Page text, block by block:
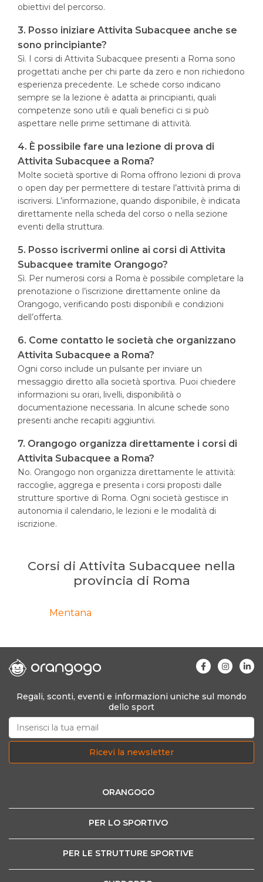
obiettivi del percorso.
3. Posso iniziare Attivita Subacquee anche se
sono principiante?
Sì. I corsi di Attivita Subacquee presenti a Roma sono
progettati anche per chi parte da zero e non richiedono
esperienza precedente. Le schede corso indicano
sempre se la lezione è adatta ai principianti, quali
competenze sono utili e quali benefici ci si può
aspettare nelle prime settimane di attività.
4. È possibile fare una lezione di prova di
Attivita Subacquee a Roma?
Molte società sportive di Roma offrono lezioni di prova
o open day per permettere di testare l’attività prima di
iscriversi. L’informazione, quando disponibile, è indicata
direttamente nella scheda del corso o nella sezione
eventi della struttura.
5. Posso iscrivermi online ai corsi di Attivita
Subacquee tramite Orangogo?
Sì. Per numerosi corsi a Roma è possibile completare la
prenotazione o l’iscrizione direttamente online da
Orangogo, verificando posti disponibili e condizioni
dell’offerta.
6. Come contatto le società che organizzano
Attivita Subacquee a Roma?
Ogni corso include un pulsante per inviare un
messaggio diretto alla società sportiva. Puoi chiedere
informazioni su orari, livelli, disponibilità o
documentazione necessaria. In alcune schede sono
presenti anche recapiti aggiuntivi.
7. Orangogo organizza direttamente i corsi di
Attivita Subacquee a Roma?
No. Orangogo non organizza direttamente le attività:
raccoglie, aggrega e presenta i corsi proposti dalle
strutture sportive di Roma. Ogni società gestisce in
autonomia il calendario, le lezioni e le modalità di
iscrizione.
Corsi di Attivita Subacquee nella
provincia di Roma
Mentana
Regali, sconti, eventi e informazioni uniche sul mondo
dello sport
Ricevi la newsletter
ORANGOGO
PER LO SPORTIVO
PER LE STRUTTURE SPORTIVE